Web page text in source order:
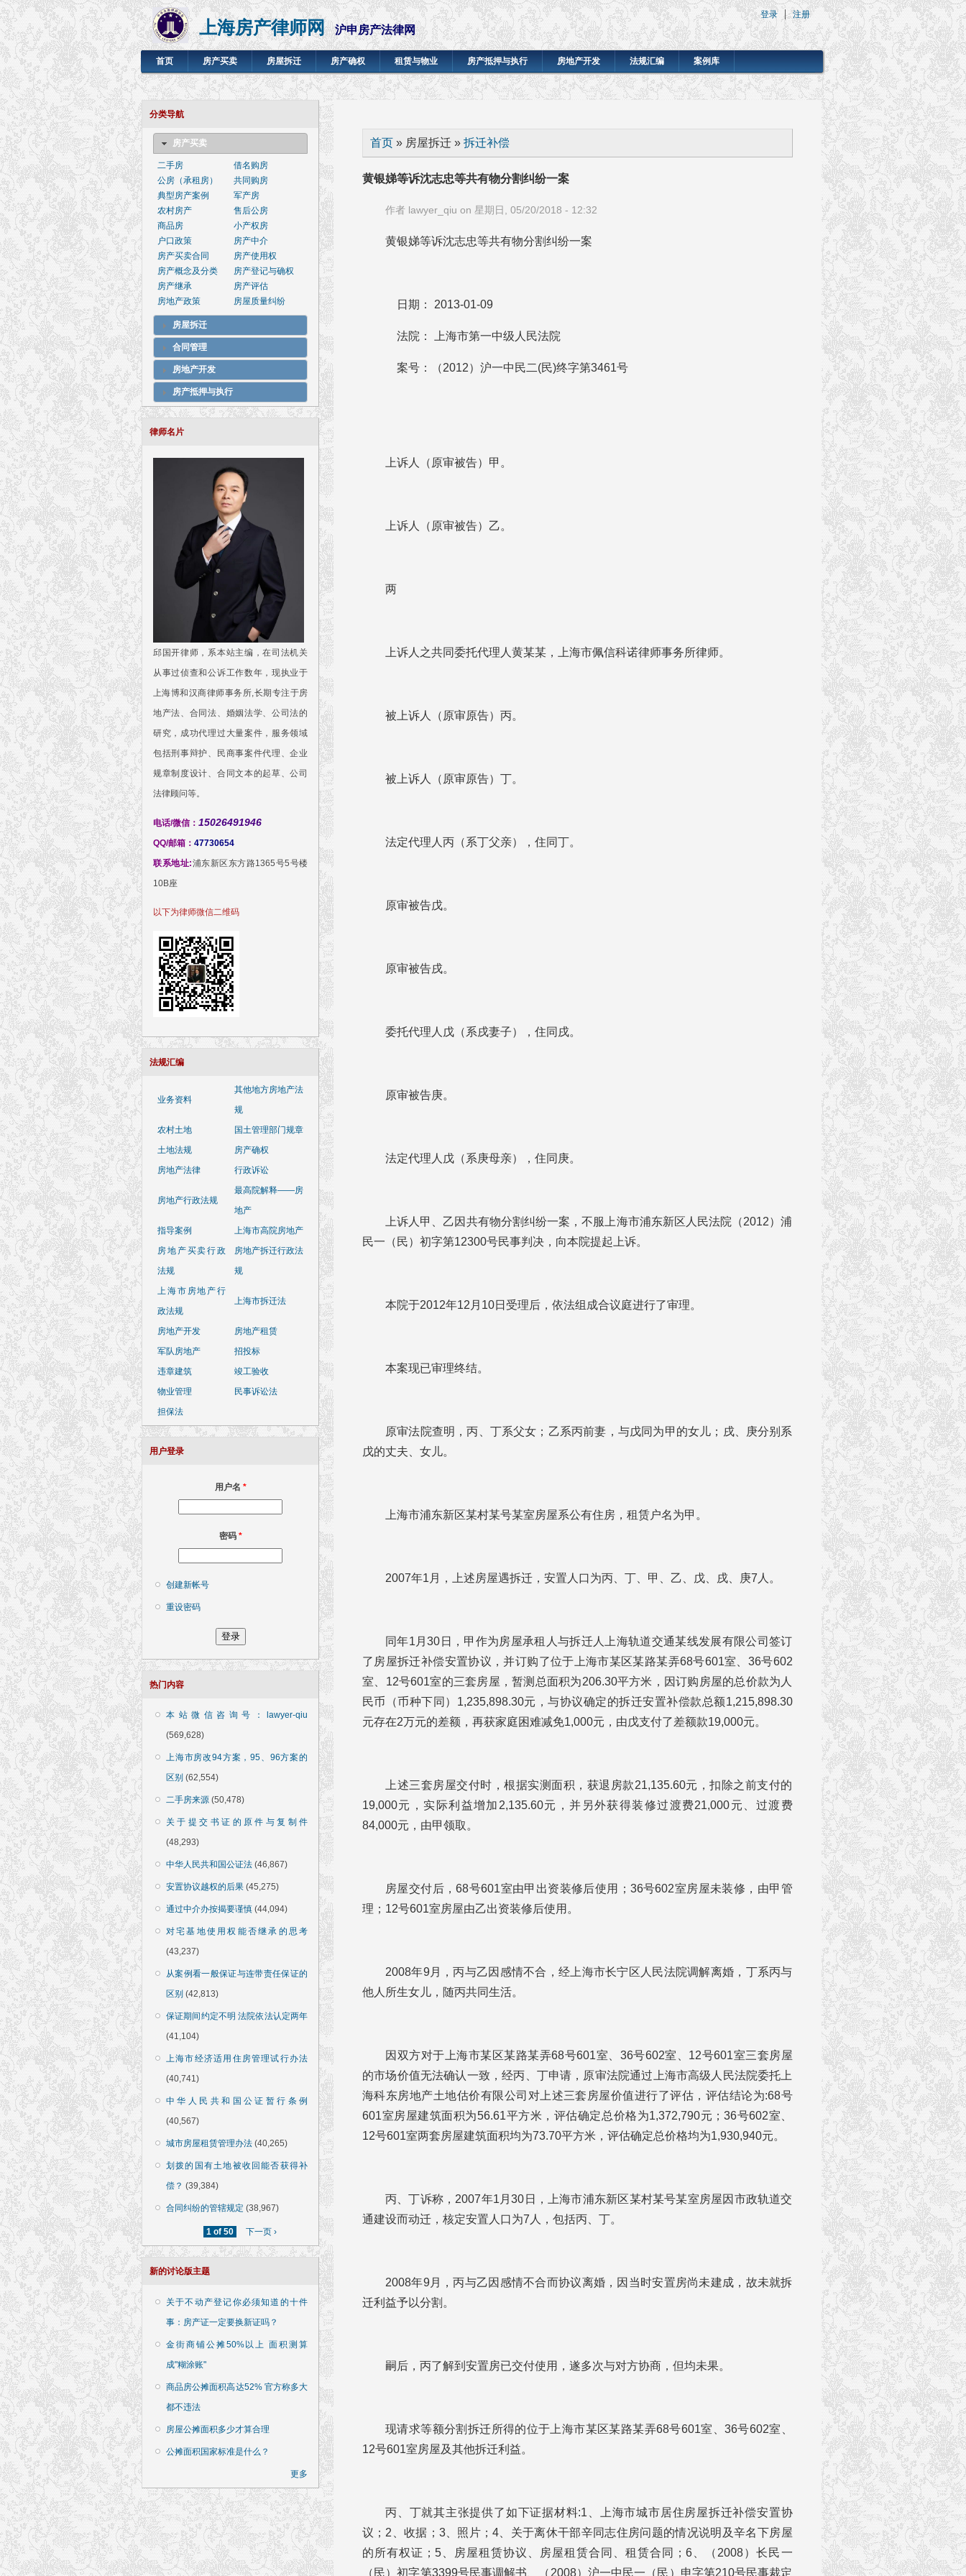
上海房产律师网 沪申房产法律网
登录 注册
首页 房产买卖 房屋拆迁 房产确权 租赁与物业 房产抵押与执行 房地产开发 法规汇编 案例库
分类导航
房产买卖
二手房
借名购房
公房（承租房）
共同购房
典型房产案例
军产房
农村房产
售后公房
商品房
小产权房
户口政策
房产中介
房产买卖合同
房产使用权
房产概念及分类
房产登记与确权
房产继承
房产评估
房地产政策
房屋质量纠纷
房屋拆迁
合同管理
房地产开发
房产抵押与执行
律师名片
邱国开律师，系本站主编，在司法机关
从事过侦查和公诉工作数年，现执业于
上海博和汉商律师事务所,长期专注于房
地产法、合同法、婚姻法学、公司法的
研究，成功代理过大量案件，服务领域
包括刑事辩护、民商事案件代理、企业
规章制度设计、合同文本的起草、公司
法律顾问等。
电话/微信： 15026491946
QQ/邮箱： 47730654
联系地址:浦东新区东方路1365号5号楼
10B座
以下为律师微信二维码
法规汇编
业务资料
其他地方房地产法
规
农村土地
国土管理部门规章
土地法规
房产确权
房地产法律
行政诉讼
房地产行政法规
最高院解释——房
地产
指导案例
上海市高院房地产
房地产买卖行政
法规
房地产拆迁行政法
规
上海市房地产行
政法规
上海市拆迁法
房地产开发
房地产租赁
军队房地产
招投标
违章建筑
竣工验收
物业管理
民事诉讼法
担保法
用户登录
用户名 *
密码 *
创建新帐号
重设密码
热门内容
本站微信咨询号：lawyer-qiu
(569,628)
上海市房改94方案，95、96方案的
区别 (62,554)
二手房来源 (50,478)
关于提交书证的原件与复制件
(48,293)
中华人民共和国公证法 (46,867)
安置协议越权的后果 (45,275)
通过中介办按揭要谨慎 (44,094)
对宅基地使用权能否继承的思考
(43,237)
从案例看一般保证与连带责任保证的
区别 (42,813)
保证期间约定不明 法院依法认定两年
(41,104)
上海市经济适用住房管理试行办法
(40,741)
中华人民共和国公证暂行条例
(40,567)
城市房屋租赁管理办法 (40,265)
划拨的国有土地被收回能否获得补
偿？ (39,384)
合同纠纷的管辖规定 (38,967)
1 of 50 下一页 ›
新的讨论版主题
关于不动产登记你必须知道的十件
事：房产证一定要换新证吗？
金街商铺公摊50%以上 面积测算
成"糊涂账"
商品房公摊面积高达52% 官方称多大
都不违法
房屋公摊面积多少才算合理
公摊面积国家标准是什么？
更多
你在这里
首页 » 房屋拆迁 » 拆迁补偿
黄银娣等诉沈志忠等共有物分割纠纷一案
作者 lawyer_qiu on 星期日, 05/20/2018 - 12:32
黄银娣等诉沈志忠等共有物分割纠纷一案
日期： 2013-01-09
法院： 上海市第一中级人民法院
案号：（2012）沪一中民二(民)终字第3461号
上诉人（原审被告）甲。
上诉人（原审被告）乙。
两
上诉人之共同委托代理人黄某某，上海市佩信科诺律师事务所律师。
被上诉人（原审原告）丙。
被上诉人（原审原告）丁。
法定代理人丙（系丁父亲），住同丁。
原审被告戊。
原审被告戌。
委托代理人戊（系戌妻子），住同戌。
原审被告庚。
法定代理人戊（系庚母亲），住同庚。
上诉人甲、乙因共有物分割纠纷一案，不服上海市浦东新区人民法院（2012）浦
民一（民）初字第12300号民事判决，向本院提起上诉。
本院于2012年12月10日受理后，依法组成合议庭进行了审理。
本案现已审理终结。
原审法院查明，丙、丁系父女；乙系丙前妻，与戊同为甲的女儿；戌、庚分别系
戊的丈夫、女儿。
上海市浦东新区某村某号某室房屋系公有住房，租赁户名为甲。
2007年1月，上述房屋遇拆迁，安置人口为丙、丁、甲、乙、戊、戌、庚7人。
同年1月30日，甲作为房屋承租人与拆迁人上海轨道交通某线发展有限公司签订
了房屋拆迁补偿安置协议，并订购了位于上海市某区某路某弄68号601室、36号602
室、12号601室的三套房屋，暂测总面积为206.30平方米，因订购房屋的总价款为人
民币（币种下同）1,235,898.30元，与协议确定的拆迁安置补偿款总额1,215,898.30
元存在2万元的差额，再获家庭困难减免1,000元，由戊支付了差额款19,000元。
上述三套房屋交付时，根据实测面积，获退房款21,135.60元，扣除之前支付的
19,000元，实际利益增加2,135.60元，并另外获得装修过渡费21,000元、过渡费
84,000元，由甲领取。
房屋交付后，68号601室由甲出资装修后使用；36号602室房屋未装修，由甲管
理；12号601室房屋由乙出资装修后使用。
2008年9月，丙与乙因感情不合，经上海市长宁区人民法院调解离婚，丁系丙与
他人所生女儿，随丙共同生活。
因双方对于上海市某区某路某弄68号601室、36号602室、12号601室三套房屋
的市场价值无法确认一致，经丙、丁申请，原审法院通过上海市高级人民法院委托上
海科东房地产土地估价有限公司对上述三套房屋价值进行了评估，评估结论为:68号
601室房屋建筑面积为56.61平方米，评估确定总价格为1,372,790元；36号602室、
12号601室两套房屋建筑面积均为73.70平方米，评估确定总价格均为1,930,940元。
丙、丁诉称，2007年1月30日，上海市浦东新区某村某号某室房屋因市政轨道交
通建设而动迁，核定安置人口为7人，包括丙、丁。
2008年9月，丙与乙因感情不合而协议离婚，因当时安置房尚未建成，故未就拆
迁利益予以分割。
嗣后，丙了解到安置房已交付使用，遂多次与对方协商，但均未果。
现请求等额分割拆迁所得的位于上海市某区某路某弄68号601室、36号602室、
12号601室房屋及其他拆迁利益。
丙、丁就其主张提供了如下证据材料:1、上海市城市居住房屋拆迁补偿安置协
议；2、收据；3、照片；4、关于离休干部辛同志住房问题的情况说明及辛名下房屋
的所有权证；5、房屋租赁协议、房屋租赁合同、租赁合同；6、（2008）长民一
（民）初字第3399号民事调解书、（2008）沪一中民一（民）申字第210号民事裁定